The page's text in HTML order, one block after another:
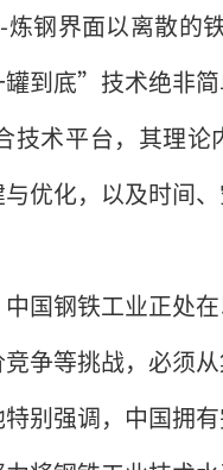
钢界面以离散的
到底”技术绝非
技术平台，其理论
优化，以及时间
国钢铁工业正处
争等挑战，必须
别强调，中国拥